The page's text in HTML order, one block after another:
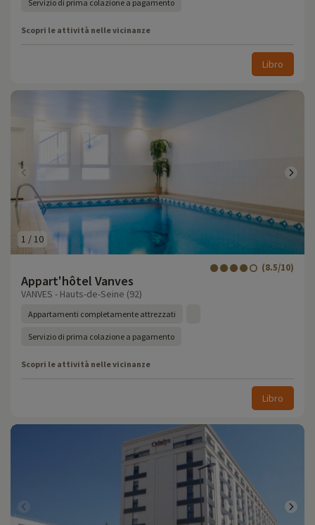
Servizio di prima colazione a pagamento
Scopri le attività nelle vicinanze
Libro
1 / 10
Appart'hôtel Vanves
(8.5/10)
VANVES - Hauts-de-Seine (92)
Appartamenti completamente attrezzati
Servizio di prima colazione a pagamento
Scopri le attività nelle vicinanze
Libro